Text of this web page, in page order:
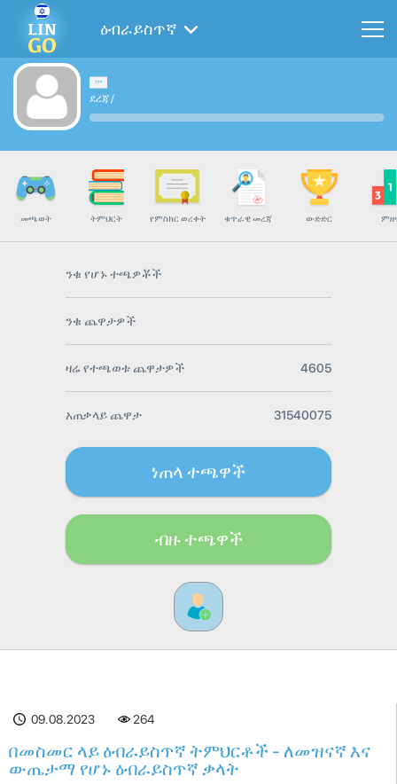
ዕብራይስጥኛ
ደረጃ/
መጫወት ትምህርት የምስክር ወረቀት ቁጥራዊ መረጃ ውድድር
ንቁ የሆኑ ተጫዎቾች
ንቁ ጨዋታዎች
ዛሬ የተጫወቱ ጨዋታዎች 4605
አጠቃላይ ጨዋታ 31540075
ነጠላ ተጫዋች
ብዙ ተጫዋች
09.08.2023 264
በመስመር ላይ ዕብራይስጥኛ ትምህርቶች - ለመዝናኛ እና
ውጤታማ የሆኑ ዕብራይስጥኛ ቃላት